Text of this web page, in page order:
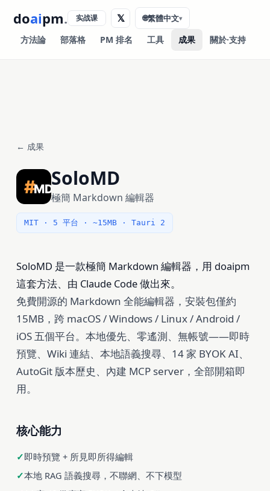
doaipm.
方法論 部落格 PM 排名 工具 成果 關於·支持
实战课 𝕏 🌐繁體中文▾
← 成果
SoloMD
極簡 Markdown 編輯器
MIT · 5 平台 · ~15MB · Tauri 2
SoloMD 是一款極簡 Markdown 編輯器，用 doaipm
這套方法、由 Claude Code 做出來。
免費開源的 Markdown 全能編輯器，安裝包僅約
15MB，跨 macOS / Windows / Linux / Android /
iOS 五個平台。本地優先、零遙測、無帳號——即時
預覽、Wiki 連結、本地語義搜尋、14 家 BYOK AI、
AutoGit 版本歷史、內建 MCP server，全部開箱即
用。
核心能力
即時預覽 + 所見即所得編輯
本地 RAG 語義搜尋，不聯網、不下模型